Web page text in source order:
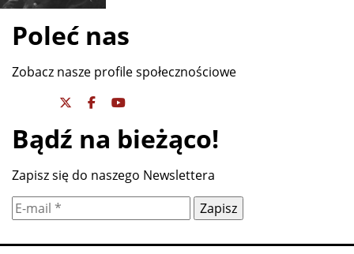
Poleć nas
Zobacz nasze profile społecznościowe
Bądź na bieżąco!
Zapisz się do naszego Newslettera